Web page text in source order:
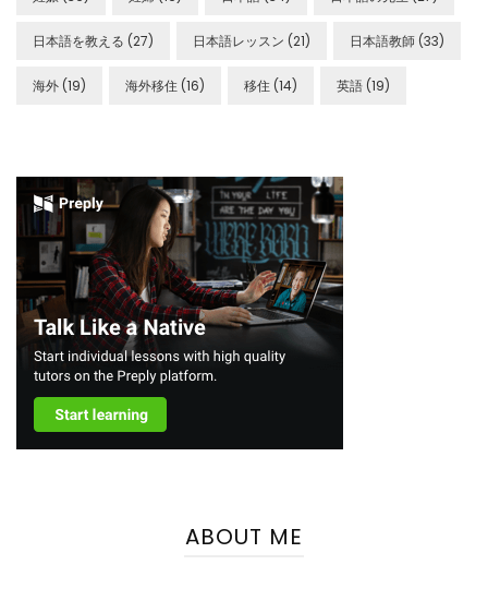
日本語を教える (27) 日本語レッスン (21) 日本語教師 (33)
海外 (19) 海外移住 (16) 移住 (14) 英語 (19)
ABOUT ME